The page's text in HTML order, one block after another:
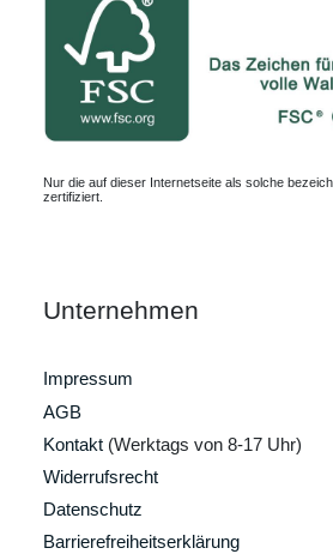
Nur die auf dieser Internetseite als solche
zertifiziert.
Unternehmen
Impressum
AGB
Kontakt (Werktags von 8-17 Uhr)
Widerrufsrecht
Datenschutz
Barrierefreiheitserklärung